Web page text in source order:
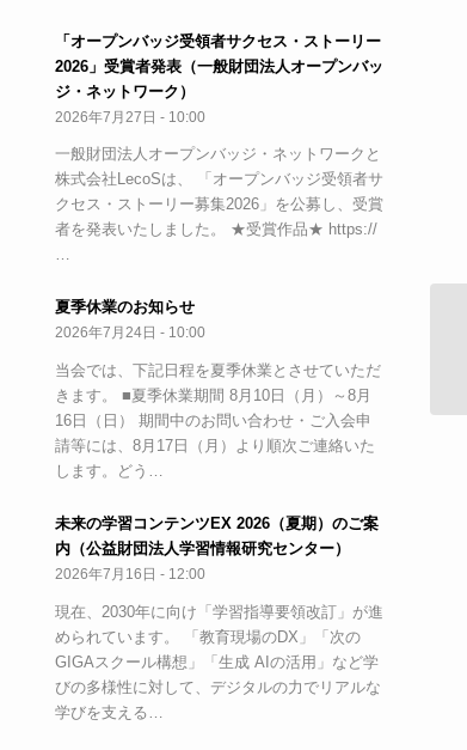
「オープンバッジ受領者サクセス・ストーリー
2026」受賞者発表（一般財団法人オープンバッ
ジ・ネットワーク）
2026年7月27日 - 10:00
一般財団法人オープンバッジ・ネットワークと
株式会社LecoSは、 「オープンバッジ受領者サ
クセス・ストーリー募集2026」を公募し、受賞
者を発表いたしました。 ★受賞作品★ https://
…
夏季休業のお知らせ
2026年7月24日 - 10:00
当会では、下記日程を夏季休業とさせていただ
きます。 ■夏季休業期間 8月10日（月）～8月
16日（日） 期間中のお問い合わせ・ご入会申
請等には、8月17日（月）より順次ご連絡いた
します。どう…
未来の学習コンテンツEX 2026（夏期）のご案
内（公益財団法人学習情報研究センター）
2026年7月16日 - 12:00
現在、2030年に向け「学習指導要領改訂」が進
められています。 「教育現場のDX」「次の
GIGAスクール構想」「生成 AIの活用」など学
びの多様性に対して、デジタルの力でリアルな
学びを支える…